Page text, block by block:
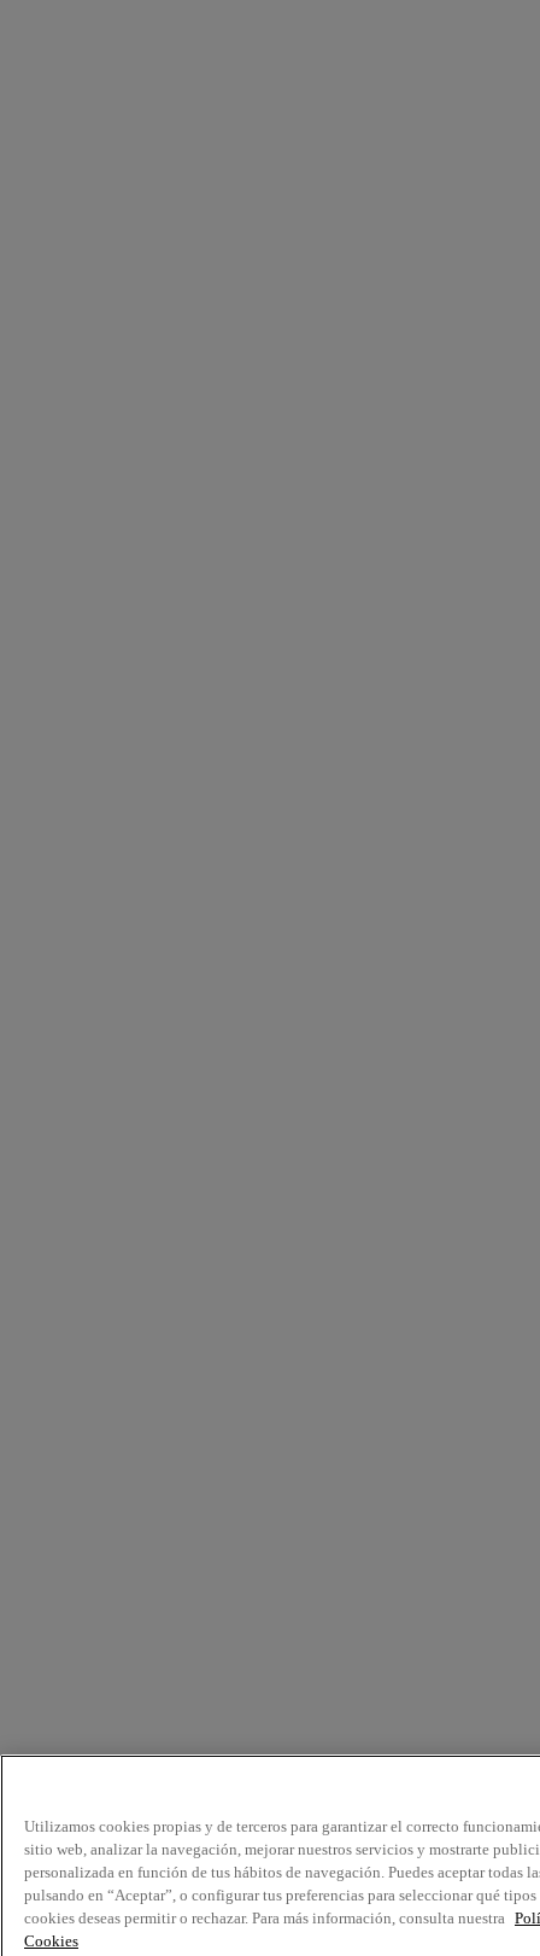
Utilizamos cookies propias y de terceros para garantizar el correcto
sitio web, analizar la navegación, mejorar nuestros servicios y mostrarte
personalizada en función de tus hábitos de navegación. Puedes aceptar todas
pulsando en “Aceptar”, o configurar tus preferencias para seleccionar qué tipos
cookies deseas permitir o rechazar. Para más información, consulta nuestra
Cookies